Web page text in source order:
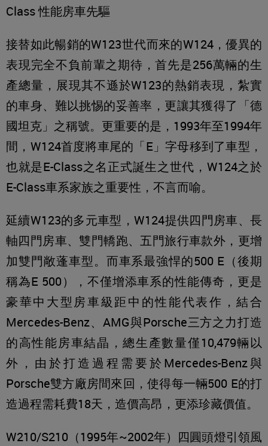
Class 性能房車先驅
接替如此暢銷的W123世代而來的W124，優異的
表現完全不負前輩之期待，首先是256萬輛的生
產總量，展現其不遜於W123的熱銷表現，紮實
的車身、難以挑惕的妥善率，更讓其獲得了「德
國坦克」之稱號。更重要的是，1993年至1994年
間，W124首度將車尾的「E」字母移到了車型，
也就是E-Class之名正式誕生之世代，W124之於
E-Class車系家族之重要性，不言而喻。
延續W123的多元車型，W124提供四門房車、長
軸四門房車、雙門轎跑、五門旅行車款外，更增
加雙門敞蓬車型。而車系最強悍的500 E（後期
稱為E 500），不僅增添車系的性能傳奇，更是
豪華中大型房車級距中的性能代表作，結合
Mercedes-Benz、AMG與Porsche三方之力打造
的高性能房車結晶，總生產數量僅10,479輛以
外，由於打造過程需要於Mercedes-Benz與
Porsche雙方廠房間來回，使得每一輛500 E的打
造過程需耗費18天，造價高昂，更添珍藏價值。
W210/S210（1995年~2002年）四圓頭燈引領風